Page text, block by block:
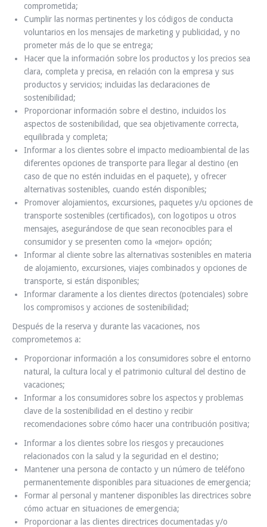
comprometida;
Cumplir las normas pertinentes y los códigos de conducta
voluntarios en los mensajes de marketing y publicidad, y no
prometer más de lo que se entrega;
Hacer que la información sobre los productos y los precios sea
clara, completa y precisa, en relación con la empresa y sus
productos y servicios; incluidas las declaraciones de
sostenibilidad;
Proporcionar información sobre el destino, incluidos los
aspectos de sostenibilidad, que sea objetivamente correcta,
equilibrada y completa;
Informar a los clientes sobre el impacto medioambiental de las
diferentes opciones de transporte para llegar al destino (en
caso de que no estén incluidas en el paquete), y ofrecer
alternativas sostenibles, cuando estén disponibles;
Promover alojamientos, excursiones, paquetes y/u opciones de
transporte sostenibles (certificados), con logotipos u otros
mensajes, asegurándose de que sean reconocibles para el
consumidor y se presenten como la «mejor» opción;
Informar al cliente sobre las alternativas sostenibles en materia
de alojamiento, excursiones, viajes combinados y opciones de
transporte, si están disponibles;
Informar claramente a los clientes directos (potenciales) sobre
los compromisos y acciones de sostenibilidad;
Después de la reserva y durante las vacaciones, nos
comprometemos a:
Proporcionar información a los consumidores sobre el entorno
natural, la cultura local y el patrimonio cultural del destino de
vacaciones;
Informar a los consumidores sobre los aspectos y problemas
clave de la sostenibilidad en el destino y recibir
recomendaciones sobre cómo hacer una contribución positiva;
Informar a los clientes sobre los riesgos y precauciones
relacionados con la salud y la seguridad en el destino;
Mantener una persona de contacto y un número de teléfono
permanentemente disponibles para situaciones de emergencia;
Formar al personal y mantener disponibles las directrices sobre
cómo actuar en situaciones de emergencia;
Proporcionar a las clientes directrices documentadas y/o